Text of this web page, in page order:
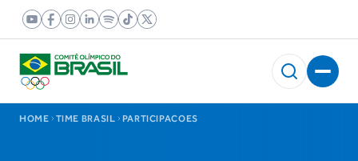
HOME TIME BRASIL PARTICIPACOES